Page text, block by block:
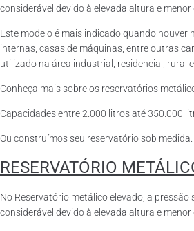
considerável devido à elevada altura e menor
Este modelo é mais indicado quando houver
internas, casas de máquinas, entre outras
utilizado na área industrial, residencial, rural
Conheça mais sobre os reservatórios
Capacidades entre 2.000 litros até 350.000
Ou construímos seu reservatório sob medida.
RESERVATÓRIO
No Reservatório metálico elevado, a pressão
considerável devido à elevada altura e menor